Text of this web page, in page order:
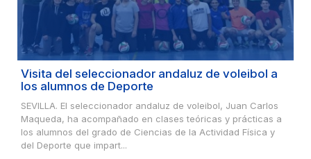
Visita del seleccionador andaluz de voleibol a
los alumnos de Deporte
SEVILLA. El seleccionador andaluz de voleibol, Juan Carlos
Maqueda, ha acompañado en clases teóricas y prácticas a
los alumnos del grado de Ciencias de la Actividad Física y
del Deporte que impart...